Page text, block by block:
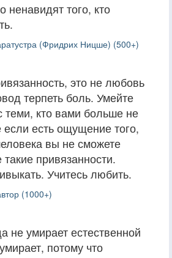
ненавидят того, кто
(Фридрих Ницше) (500+)
это не любовь
терпеть боль. Умейте
теми, кто вами больше не
есть ощущение того,
вы не сможете
привязанности.
Учитесь любить.
(1000+)
не умирает естественной
потому что